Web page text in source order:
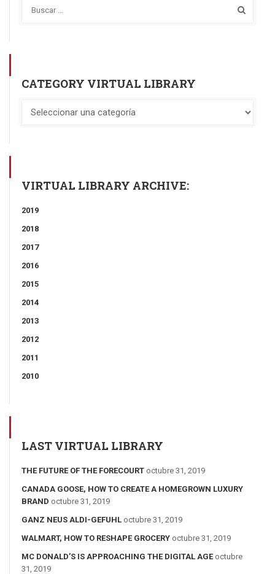
CATEGORY VIRTUAL LIBRARY
VIRTUAL LIBRARY ARCHIVE:
2019
2018
2017
2016
2015
2014
2013
2012
2011
2010
LAST VIRTUAL LIBRARY
THE FUTURE OF THE FORECOURT octubre 31, 2019
CANADA GOOSE, HOW TO CREATE A HOMEGROWN LUXURY
BRAND octubre 31, 2019
GANZ NEUS ALDI-GEFUHL octubre 31, 2019
WALMART, HOW TO RESHAPE GROCERY octubre 31, 2019
MC DONALD’S IS APPROACHING THE DIGITAL AGE octubre
31, 2019